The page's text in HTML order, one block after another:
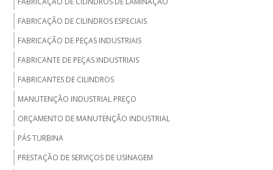
FABRICAÇÃO DE CILINDROS ESPECIAIS
FABRICAÇÃO DE PEÇAS INDUSTRIAIS
FABRICANTE DE PEÇAS INDUSTRIAIS
FABRICANTES DE CILINDROS
MANUTENÇÃO INDUSTRIAL PREÇO
ORÇAMENTO DE MANUTENÇÃO INDUSTRIAL
PÁS TURBINA
PRESTAÇÃO DE SERVIÇOS DE USINAGEM